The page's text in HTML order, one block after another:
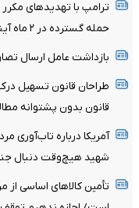
ترامپ با تهدیدهای
حمله گسترده در ۲ ماه آینده؛ تنش‌های اخیر پیش‌لرزه بود
بازداشت عامل ارسال
طراحان قانون تسهیل
قانون بدون پشتوانه
آمریکا درباره تاب‌آوری
شهید هیچ‌وقت دنبال
تأمین کالاهای اساسی از